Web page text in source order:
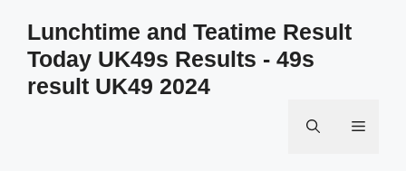
content
Lunchtime and Teatime Result
Today UK49s Results - 49s
result UK49 2024
Menu